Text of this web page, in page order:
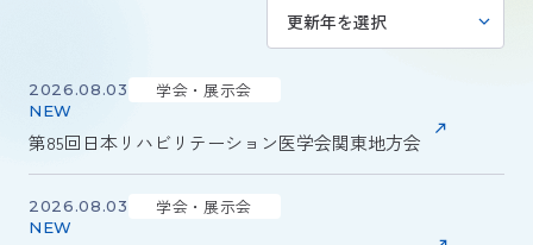
2026.08.03 学会・展示会
第85回日本リハビリテーション医学会関東地方会
2026.08.03 学会・展示会